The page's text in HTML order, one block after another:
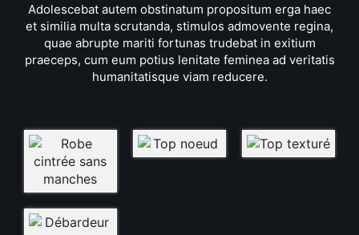
Adolescebat autem obstinatum propositum erga haec
et similia multa scrutanda, stimulos admovente regina,
quae abrupte mariti fortunas trudebat in exitium
praeceps, cum eum potius lenitate feminea ad veritatis
humanitatisque viam reducere.